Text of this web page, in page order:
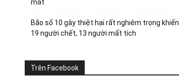
mát
Bão số 10 gây thiệt hại rất nghiêm trọng khiến
19 người chết, 13 người mất tích
Trên Facebook